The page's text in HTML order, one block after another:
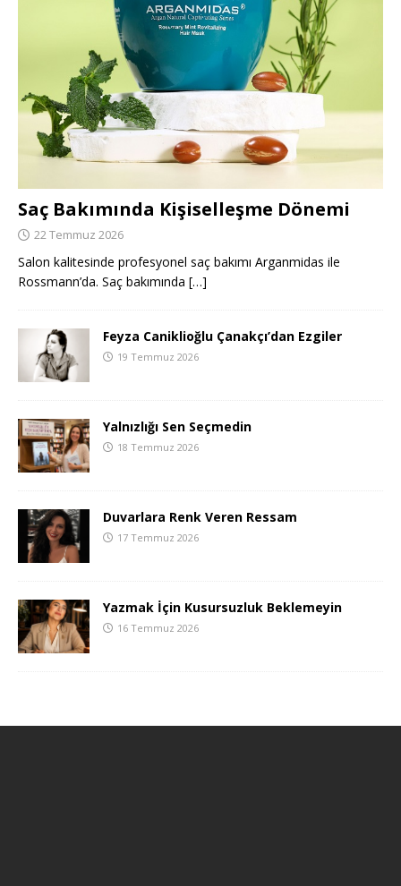
Saç Bakımında Kişiselleşme Dönemi
22 Temmuz 2026
Salon kalitesinde profesyonel saç bakımı Arganmidas ile
Rossmann’da. Saç bakımında […]
Feyza Caniklioğlu Çanakçı’dan Ezgiler
19 Temmuz 2026
Yalnızlığı Sen Seçmedin
18 Temmuz 2026
Duvarlara Renk Veren Ressam
17 Temmuz 2026
Yazmak İçin Kusursuzluk Beklemeyin
16 Temmuz 2026